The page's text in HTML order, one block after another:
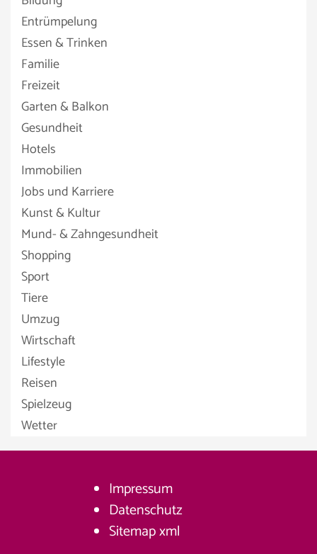
Entrümpelung
Essen & Trinken
Familie
Freizeit
Garten & Balkon
Gesundheit
Hotels
Immobilien
Jobs und Karriere
Kunst & Kultur
Mund- & Zahngesundheit
Shopping
Sport
Tiere
Umzug
Wirtschaft
Lifestyle
Reisen
Spielzeug
Wetter
Impressum
Datenschutz
Sitemapxml